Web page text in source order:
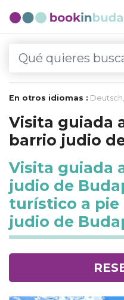
En otros idiomas : Deutsch,
Visita guiada
barrio judio
Visita guiada
judio de
turístico a pie
judio de